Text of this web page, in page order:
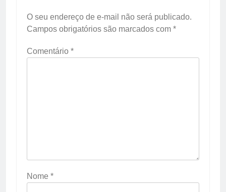
O seu endereço de e-mail não será publicado.
Campos obrigatórios são marcados com *
Comentário *
Nome *